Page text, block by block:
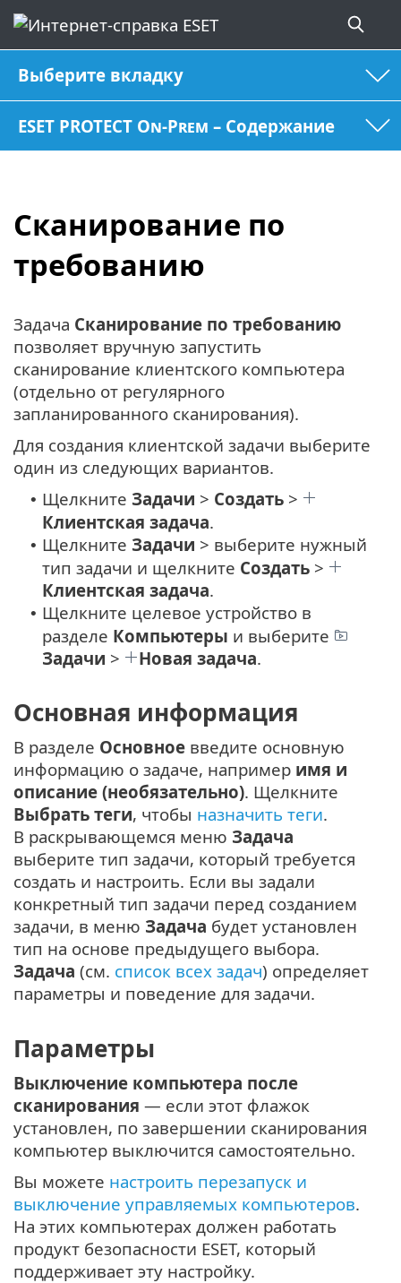
Выберите вкладку
ESET PROTECT On-Prem – Содержание
Сканирование по
требованию
Задача Сканирование по требованию
позволяет вручную запустить
сканирование клиентского компьютера
(отдельно от регулярного
запланированного сканирования).
Для создания клиентской задачи выберите
один из следующих вариантов.
• Щелкните Задачи > Создать >
Клиентская задача.
• Щелкните Задачи > выберите нужный
тип задачи и щелкните Создать >
Клиентская задача.
• Щелкните целевое устройство в
разделе Компьютеры и выберите
Задачи > Новая задача.
Основная информация
В разделе Основное введите основную
информацию о задаче, например имя и
описание (необязательно). Щелкните
Выбрать теги, чтобы назначить теги.
В раскрывающемся меню Задача
выберите тип задачи, который требуется
создать и настроить. Если вы задали
конкретный тип задачи перед созданием
задачи, в меню Задача будет установлен
тип на основе предыдущего выбора.
Задача (см. список всех задач) определяет
параметры и поведение для задачи.
Параметры
Выключение компьютера после
сканирования — если этот флажок
установлен, по завершении сканирования
компьютер выключится самостоятельно.
Вы можете настроить перезапуск и
выключение управляемых компьютеров.
На этих компьютерах должен работать
продукт безопасности ESET, который
поддерживает эту настройку.